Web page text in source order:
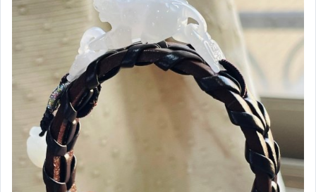
大日如來／阿彌陀佛／寶寶佛
佛公／彌勒佛／大肚佛
觀音／度母／菩薩
媽祖／關公／三太子／玄天上帝／各路神像牌
山水牌／山水擺件
印章
八卦／八破